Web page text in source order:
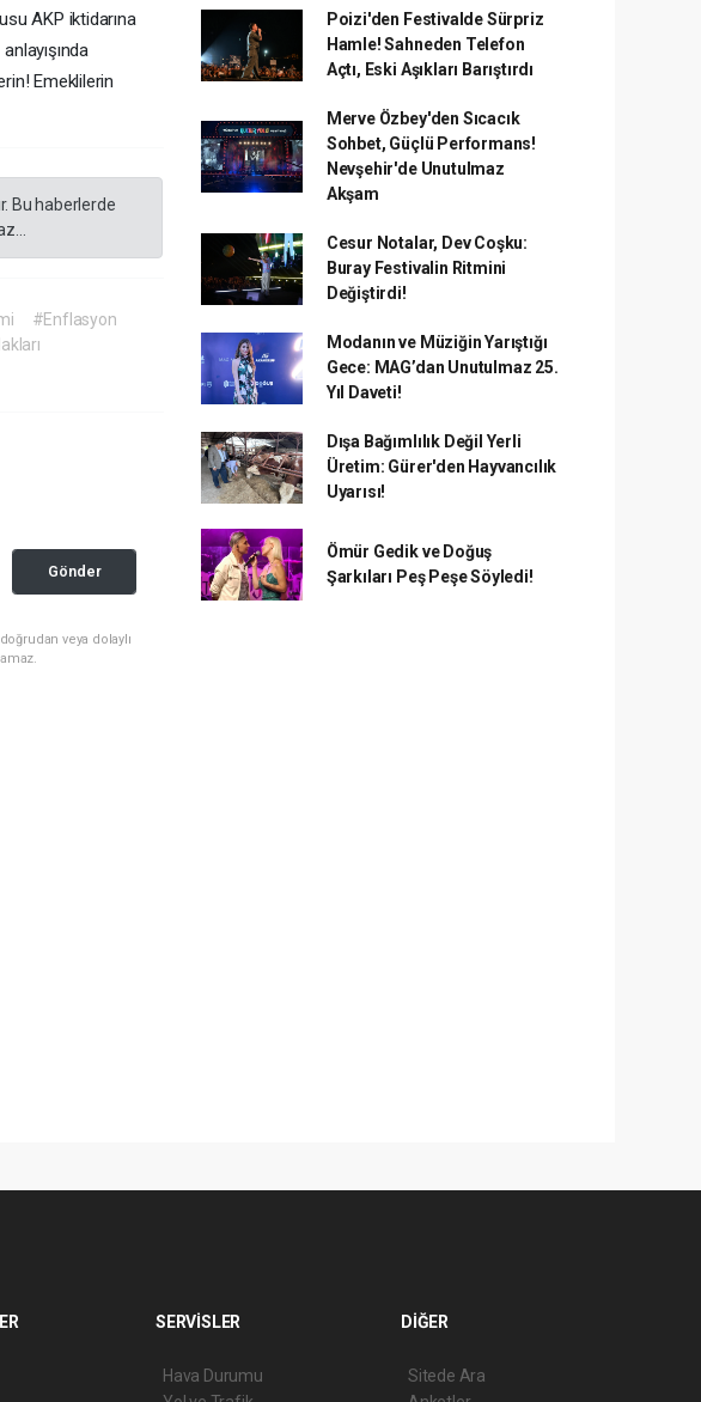
AKP iktidarına
Emeklilerin
Bu haberlerde
#Enflasyon
Gönder
veya dolaylı
Poizi'den Festivalde Sürpriz
Hamle! Sahneden Telefon
Açtı, Eski Aşıkları Barıştırdı
Merve Özbey'den Sıcacık
Sohbet, Güçlü Performans!
Nevşehir'de Unutulmaz
Akşam
Cesur Notalar, Dev Coşku:
Buray Festivalin Ritmini
Değiştirdi!
Modanın ve Müziğin Yarıştığı
Gece: MAG’dan Unutulmaz 25.
Yıl Daveti!
Dışa Bağımlılık Değil Yerli
Üretim: Gürer'den Hayvancılık
Uyarısı!
Ömür Gedik ve Doğuş
Şarkıları Peş Peşe Söyledi!
SERVİSLER
Hava Durumu
DİĞER
Sitede Ara